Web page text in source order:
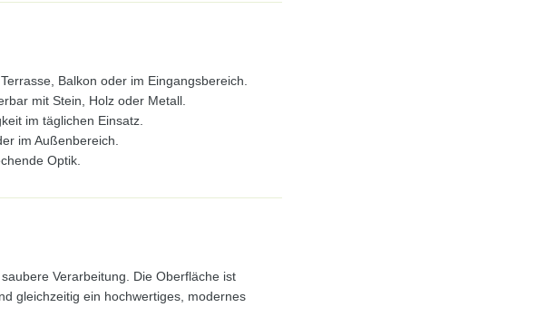
Balkon oder im Eingangsbereich.
mit Stein, Holz oder Metall.
im täglichen Einsatz.
im Außenbereich.
Optik.
Verarbeitung. Die Oberfläche ist
gleichzeitig ein hochwertiges, modernes